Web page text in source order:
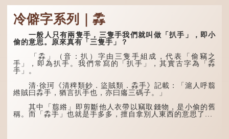
人體表面，例如手臂等
部位生長的細毛，也叫
「毳」，又叫「寒毛」、
「汗毛」。
醫學上，「毳毛」是一
個專有名詞。它指人類在兒
童時期長出的一種細小、不
易注意到卻又幾乎遍布全身
的毛髮。毳毛的密度因人而
異，其長度則通常不會...
大暑運金氣，荊揚不知
舟。
季，代表涼爽肅殺之氣。
「運」是「運行」，生動地
描寫大暑的酷熱阻礙金氣流
手法描寫炎熱阻滯了季節更
替。
「荊揚」指...
冷僻字系列｜掱
一般人只有兩隻手，三隻手我們就叫做「扒手」，即小
偷的意思。原來真有「三隻手」？
「掱」（音：扒）字由三隻手組成，代表「偷竊之
手」，即為扒手。我們常寫的「扒手」，其實古字為「掱
手」。
清·徐珂《清稗類鈔．盜賊類．掱手》記載：「滬人呼翦
綹賊曰掱手，猶言扒手也，亦曰癟三碼子。」
其中「翦綹」即剪斷他人衣帶以竊取錢物，是小偷的舊
稱。而「掱手」也就是手多多，擅自拿別人東西的意思了...